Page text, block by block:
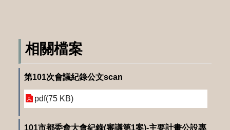
相關檔案
第101次會議紀錄公文scan
pdf(75 KB)
101市都委會大會紀錄(審議第1案)-主要計畫公設專